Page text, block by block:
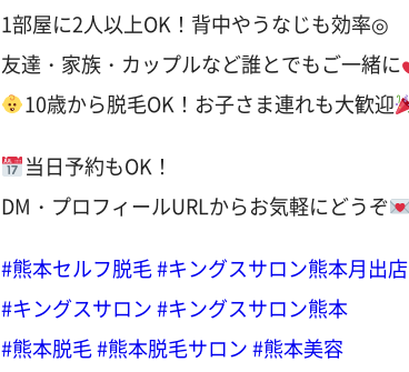
1部屋に2人以上OK！背中やうなじも効率◎
友達・家族・カップルなど誰とでもご一緒に
10歳から脱毛OK！お子さま連れも大歓迎
当日予約もOK！
DM・プロフィールURLからお気軽にどうぞ
#熊本セルフ脱毛#キングスサロン熊本月出店
#キングスサロン#キングスサロン熊本
#熊本脱毛#熊本脱毛サロン#熊本美容